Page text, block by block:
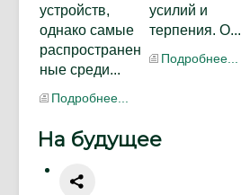
устройств,
однако самые
распространен
ные среди...
Подробнее...
усилий и
терпения. О...
Подробнее...
На будущее